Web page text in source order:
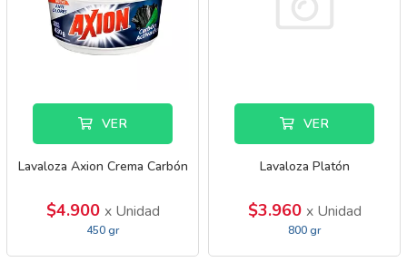
VER
Lavaloza Axion Crema Carbón
$4.900 x Unidad
450 gr
VER
Lavaloza Platón
$3.960 x Unidad
800 gr